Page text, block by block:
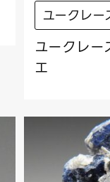
ユークレー
ユークレ
エ